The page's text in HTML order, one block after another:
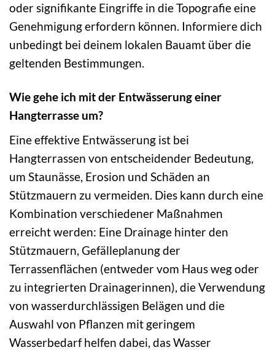
oder signifikante Eingriffe in die Topografie eine
Genehmigung erfordern können. Informiere dich
unbedingt bei deinem lokalen Bauamt über die
geltenden Bestimmungen.
Wie gehe ich mit der Entwässerung einer
Hangterrasse um?
Eine effektive Entwässerung ist bei
Hangterrassen von entscheidender Bedeutung,
um Staunässe, Erosion und Schäden an
Stützmauern zu vermeiden. Dies kann durch eine
Kombination verschiedener Maßnahmen
erreicht werden: Eine Drainage hinter den
Stützmauern, Gefälleplanung der
Terrassenflächen (entweder vom Haus weg oder
zu integrierten Drainagerinnen), die Verwendung
von wasserdurchlässigen Belägen und die
Auswahl von Pflanzen mit geringem
Wasserbedarf helfen dabei, das Wasser